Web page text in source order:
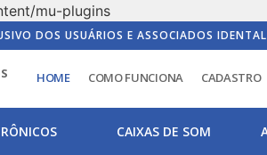
mu-plugins
DOS USUÁRIOS E ASSOCIADOS
HOME COMO FUNCIONA CADASTRO
CAIXAS DE SOM